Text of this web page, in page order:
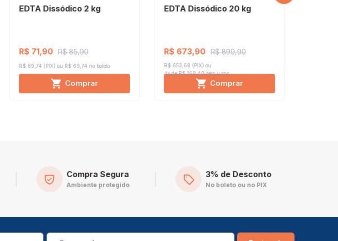
EDTA Dissódico 2 kg
R$ 85,90
R$ 71,90
R$ 69,74 (PIX) R$ 69,74 no boleto
Comprar
EDTA Dissódico 20 kg
R$ 899,90
R$ 673,90
R$ 653,68 (PIX)
4x de R$ 168,48sem juros
Comprar
Compra Segura
Ambiente protegido
3% de Desconto
No boleto ou no PIX